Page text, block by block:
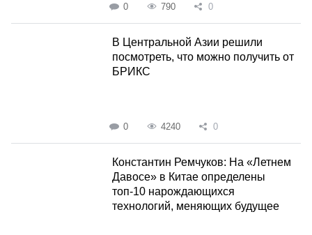
0 790 0
В Центральной Азии решили
посмотреть, что можно получить от
БРИКС
0 4240 0
Константин Ремчуков: На «Летнем
Давосе» в Китае определены
топ-10 нарождающихся
технологий, меняющих будущее